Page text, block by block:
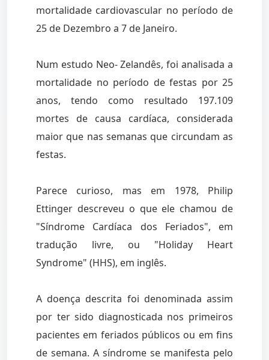
mortalidade cardiovascular no período de
25 de Dezembro a 7 de Janeiro.
Num estudo Neo- Zelandês, foi analisada a
mortalidade no período de festas por 25
anos, tendo como resultado 197.109
mortes de causa cardíaca, considerada
maior que nas semanas que circundam as
festas.
Parece curioso, mas em 1978, Philip
Ettinger descreveu o que ele chamou de
"Síndrome Cardíaca dos Feriados", em
tradução livre, ou "Holiday Heart
Syndrome" (HHS), em inglês.
A doença descrita foi denominada assim
por ter sido diagnosticada nos primeiros
pacientes em feriados públicos ou em fins
de semana. A síndrome se manifesta pelo